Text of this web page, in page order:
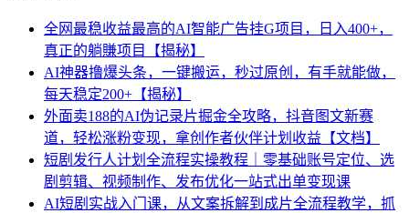
全网最稳收益最高的AI智能广告挂G项目，日入400+，
真正的躺賺项目【揭秘】
AI神器撸爆头条，一键搬运，秒过原创，有手就能做，
每天稳定200+【揭秘】
外面卖188的AI伪记录片掘金全攻略，抖音图文新赛
道，轻松涨粉变现，拿创作者伙伴计划收益【文档】
短剧发行人计划全流程实操教程｜零基础账号定位、选
剧剪辑、视频制作、发布优化一站式出单变现课​
AI短剧实战入门课，从文案拆解到成片全流程教学，抓